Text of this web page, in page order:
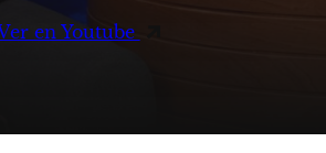
en Youtube